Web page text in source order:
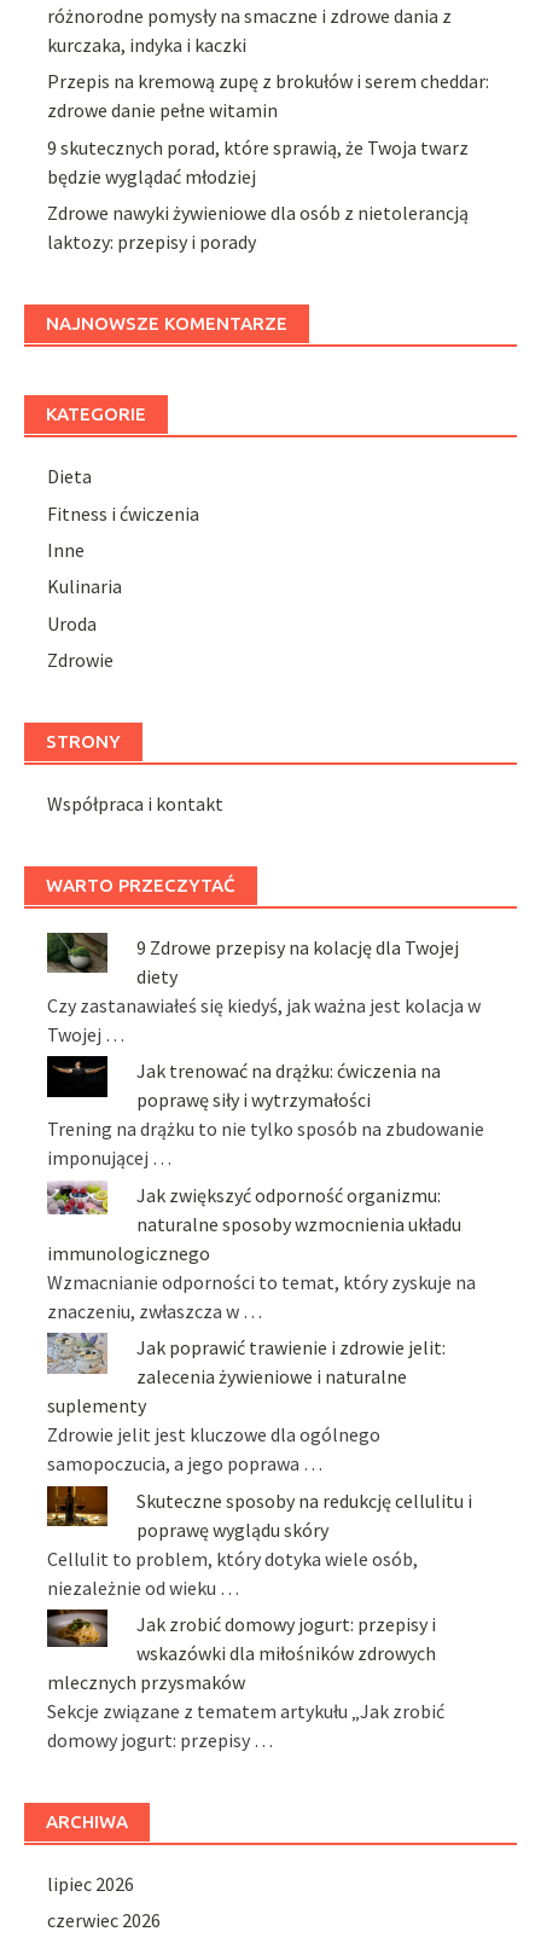
różnorodne pomysły na smaczne i zdrowe dania z
kurczaka, indyka i kaczki
Przepis na kremową zupę z brokułów i serem cheddar:
zdrowe danie pełne witamin
9 skutecznych porad, które sprawią, że Twoja twarz
będzie wyglądać młodziej
Zdrowe nawyki żywieniowe dla osób z nietolerancją
laktozy: przepisy i porady
NAJNOWSZE KOMENTARZE
KATEGORIE
Dieta
Fitness i ćwiczenia
Inne
Kulinaria
Uroda
Zdrowie
STRONY
Współpraca i kontakt
WARTO PRZECZYTAĆ
9 Zdrowe przepisy na kolację dla Twojej
diety
Czy zastanawiałeś się kiedyś, jak ważna jest kolacja w
Twojej …
Jak trenować na drążku: ćwiczenia na
poprawę siły i wytrzymałości
Trening na drążku to nie tylko sposób na zbudowanie
imponującej …
Jak zwiększyć odporność organizmu:
naturalne sposoby wzmocnienia układu
immunologicznego
Wzmacnianie odporności to temat, który zyskuje na
znaczeniu, zwłaszcza w …
Jak poprawić trawienie i zdrowie jelit:
zalecenia żywieniowe i naturalne
suplementy
Zdrowie jelit jest kluczowe dla ogólnego
samopoczucia, a jego poprawa …
Skuteczne sposoby na redukcję cellulitu i
poprawę wyglądu skóry
Cellulit to problem, który dotyka wiele osób,
niezależnie od wieku …
Jak zrobić domowy jogurt: przepisy i
wskazówki dla miłośników zdrowych
mlecznych przysmaków
Sekcje związane z tematem artykułu „Jak zrobić
domowy jogurt: przepisy …
ARCHIWA
lipiec 2026
czerwiec 2026